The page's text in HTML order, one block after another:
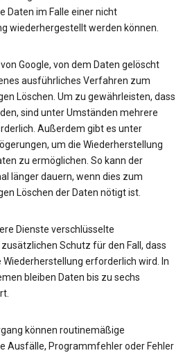
Daten im Falle einer nicht
wiederhergestellt werden können.
Google, von dem Daten gelöscht
ausführliches Verfahren zum
Löschen. Um zu gewährleisten, dass
sind unter Umständen mehrere
Außerdem gibt es unter
um die Wiederherstellung
zu ermöglichen. So kann der
länger dauern, wenn dies zum
Löschen der Daten nötigt ist.
Dienste verschlüsselte
Schutz für den Fall, dass
erforderlich wird. In
bleiben Daten bis zu sechs
können routinemäßige
Ausfälle, Programmfehler oder Fehler